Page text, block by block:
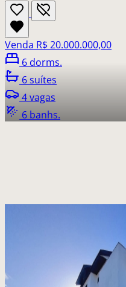
Venda R$ 20.000.000,00
6 dorms.
6 suítes
4 vagas
6 banhs.